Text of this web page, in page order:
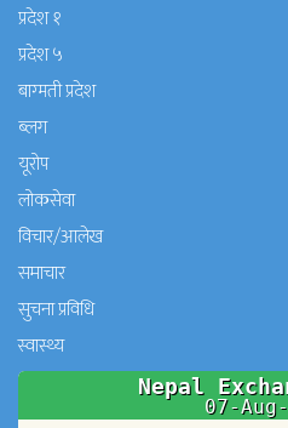
प्रदेश १
प्रदेश ५
बाग्मती प्रदेश
ब्लग
यूरोप
लोकसेवा
विचार/आलेख
समाचार
सुचना प्रविधि
स्वास्थ्य